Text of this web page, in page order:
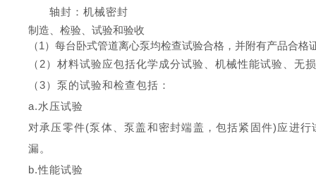
轴封：机械密封
制造、检验、试验和验收
（1）每台卧式管道离心泵均检查试验合格，并附有产品合格
（2）材料试验应包括化学成分试验、机械性能试验、无
（3）泵的试验和检查包括：
a.水压试验
对承压零件(泵体、泵盖和密封端盖，包括紧固件)应进行
漏。
b.性能试验